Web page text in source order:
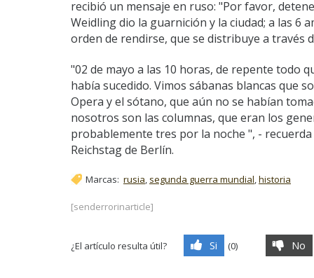
recibió un mensaje en ruso: "Por favor,
Weidling dio la guarnición y la ciudad; a las 6
orden de rendirse, que se distribuye a través
"02 de mayo a las 10 horas, de repente todo
había sucedido. Vimos sábanas blancas que
Opera y el sótano, que aún no se habían
nosotros son las columnas, que eran los
probablemente tres por la noche ", -
Reichstag de Berlín.
Marcas: rusia, segunda guerra mundial,historia
[senderrorinarticle]
¿El artículo resulta útil? Si (0) No